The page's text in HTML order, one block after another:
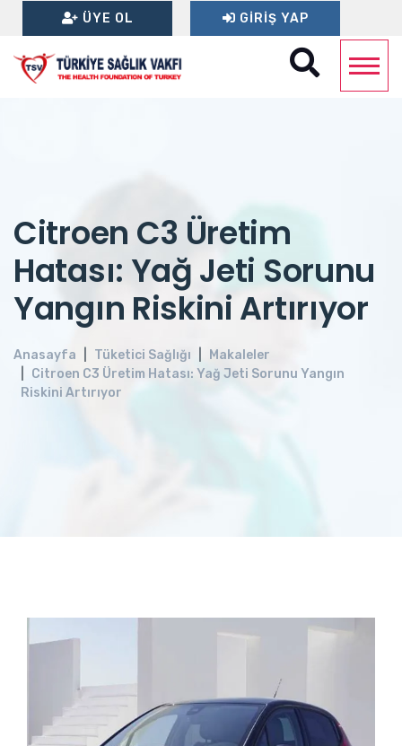
ÜYE OL GIRIŞ YAP
Citroen C3 Üretim
Hatası: Yağ Jeti Sorunu
Yangın Riskini Artırıyor
Anasayfa Tüketici Sağlığı
Makaleler
Citroen C3 Üretim Hatası: Yağ Jeti Sorunu Yangın
Riskini Artırıyor